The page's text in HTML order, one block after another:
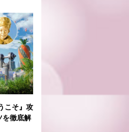
こそ』攻
を徹底解